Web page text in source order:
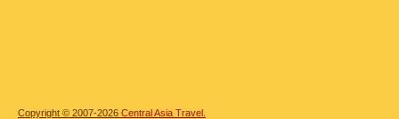
Copyright © 2007-2026 Central Asia Travel.